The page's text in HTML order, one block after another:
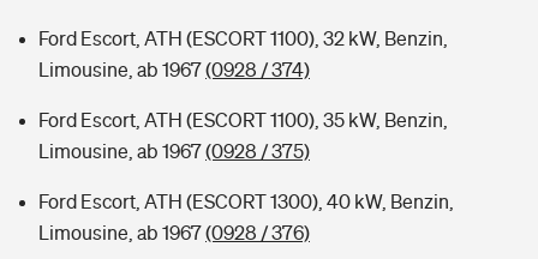
Sie haben Fragen?
Zur Übersicht
Tools
Kinderunfall-Check: Mehr Sicherheit für deine Kids
Ford Escort, ATH (ESCORT 1100), 32 kW, Benzin,
Limousine, ab 1967(0928 / 374)
Ford Escort, ATH (ESCORT 1100), 35 kW, Benzin,
Limousine, ab 1967(0928 / 375)
Ford Escort, ATH (ESCORT 1300), 40 kW, Benzin,
Limousine, ab 1967(0928 / 376)